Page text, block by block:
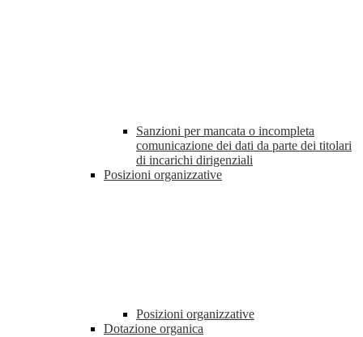
Sanzioni per mancata o incompleta
comunicazione dei dati da parte dei titolari
di incarichi dirigenziali
Posizioni organizzative
Posizioni organizzative
Dotazione organica